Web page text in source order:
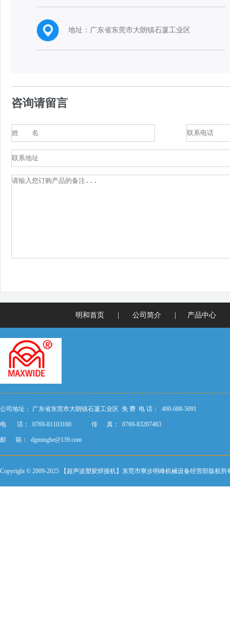
地址：广东省东莞市大朗镇石厦工业区
咨询请留言
明和首页 公司简介 产品中心
公司地址： 广东省东莞市大朗镇石厦工业区 免 费 电 话： 400-688-5091
电 话： 0769-81103160 传 真： 0769-83207483
邮 箱： dgminghe@139.com
Copyright © 2009-2025 【超声波塑胶焊接机】东莞市寮步明峰机械设备经营部版权